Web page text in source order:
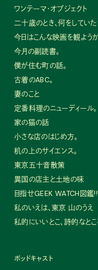
ワンテーマ・オブジェクト
二十歳のとき、何をしてい
今日はこんな映画を観よう
今月の副読書。
僕が住む町の話。
古着のABC。
妻のこと
定番料理のニューディール。
家の猫の話
小さな店のはじめ方。
机の上のサイエンス。
東京五十音散策
異国の店主と土地の味
目指せGEEK WATCH図鑑!!!
私のいえは、東京 山のうえ
私的にいいとこ、詩的なとこ
ポッドキャスト